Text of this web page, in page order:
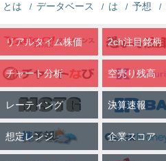
とは データベース は 予想
リアルタイム株価 2ch注目銘柄
チャート分析 空売り残高
レーティング 決算速報
想定レンジ 企業スコア